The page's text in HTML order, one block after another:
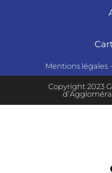
Mentions légales -
Copyright 2023